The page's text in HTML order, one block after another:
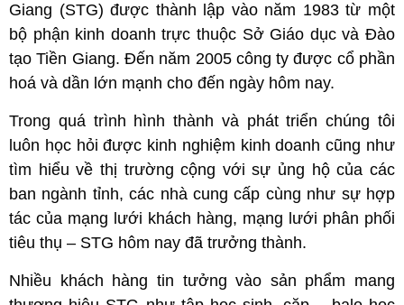
Giang (STG) được thành lập vào năm 1983 từ một
bộ phận kinh doanh trực thuộc Sở Giáo dục và Đào
tạo Tiền Giang. Đến năm 2005 công ty được cổ phần
hoá và dần lớn mạnh cho đến ngày hôm nay.
Trong quá trình hình thành và phát triển chúng tôi
luôn học hỏi được kinh nghiệm kinh doanh cũng như
tìm hiểu về thị trường cộng với sự ủng hộ của các
ban ngành tỉnh, các nhà cung cấp cùng như sự hợp
tác của mạng lưới khách hàng, mạng lưới phân phối
tiêu thụ – STG hôm nay đã trưởng thành.
Nhiều khách hàng tin tưởng vào sản phẩm mang